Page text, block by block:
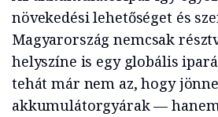
növekedési lehetőséget és
Magyarország nemcsak
helyszíne is egy globális
tehát már nem az, hogy
akkumulátorgyárak —